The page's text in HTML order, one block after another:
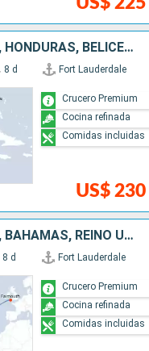
ESTADOS UNIDOS, HONDURAS, BELICE, MÉXICO
8 d Fort Lauderdale
US$ 230
Crucero Premium
Cocina refinada
Comidas incluidas
ESTADOS UNIDOS, BAHAMAS, REINO UNIDO, ISLAS CAIMÁN, MÉXICO
8 d Fort Lauderdale
Crucero Premium
Cocina refinada
Comidas incluidas